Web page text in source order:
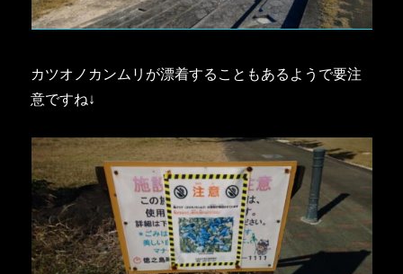
カツオノカンムリが漂着することもあるようで要注
意ですね↓